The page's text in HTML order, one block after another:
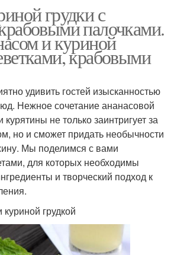
грудки с
палочками.
и куриной
крабовыми
удивить гостей изысканностью
Нежное сочетание ананасовой
курятины не только заинтригует за
но и сможет придать необычности
Мы поделимся с вами
для которых необходимы
и творческий подход к
грудкой